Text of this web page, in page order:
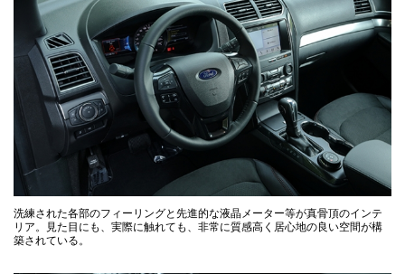
洗練された各部のフィーリングと先進的な液晶メーター等が真骨頂のインテ
リア。見た目にも、実際に触れても、非常に質感高く居心地の良い空間が構
築されている。